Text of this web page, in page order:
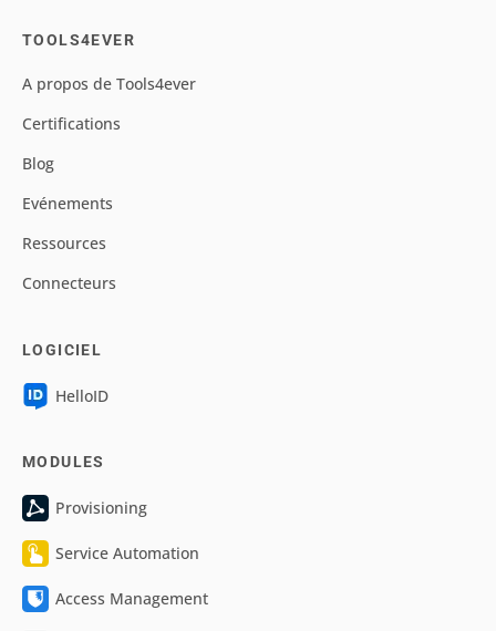
TOOLS4EVER
A propos de Tools4ever
Certifications
Blog
Evénements
Ressources
Connecteurs
LOGICIEL
HelloID
MODULES
Provisioning
Service Automation
Access Management